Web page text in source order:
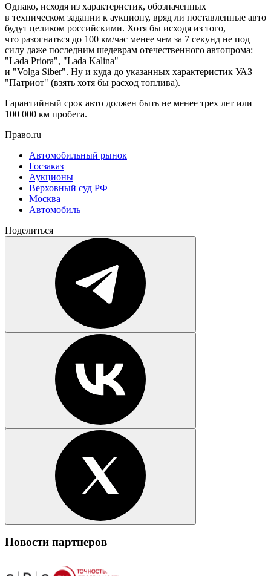
Однако, исходя из характеристик, обозначенных
в техническом задании к аукциону, вряд ли поставленные авто
будут целиком российскими. Хотя бы исходя из того,
что разогнаться до 100 км/час менее чем за 7 секунд не под
силу даже последним шедеврам отечественного автопрома:
"Lada Priora", "Lada Kalina"
и "Volga Siber". Ну и куда до указанных характеристик УАЗ
"Патриот" (взять хотя бы расход топлива).
Гарантийный срок авто должен быть не менее трех лет или
100 000 км пробега.
Право.ru
Автомобильный рынок
Госзаказ
Аукционы
Верховный суд РФ
Москва
Автомобиль
Поделиться
Новости партнеров